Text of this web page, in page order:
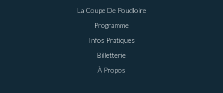
La Coupe De Poudloire
Programme
Infos Pratiques
Billetterie
À Propos